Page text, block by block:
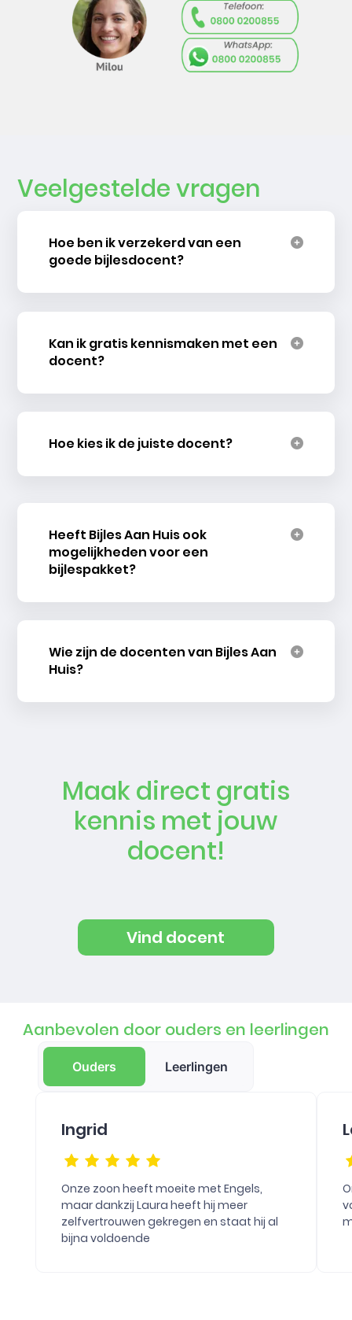
Veelgestelde vragen
Hoe ben ik verzekerd van een
goede bijlesdocent?
Kan ik gratis kennismaken met een
docent?
Hoe kies ik de juiste docent?
Heeft Bijles Aan Huis ook
mogelijkheden voor een
bijlespakket?
Wie zijn de docenten van Bijles Aan
Huis?
Maak direct gratis
kennis met jouw
docent!
Vind docent
Aanbevolen door ouders en leerlingen
Ouders Leerlingen
Ingrid
Onze zoon heeft moeite met Engels,
maar dankzij Laura heeft hij meer
zelfvertrouwen gekregen en staat hij al
bijna voldoende